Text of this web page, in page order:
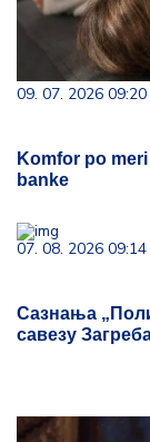
09. 07. 2026 09:20
Komfor po
banke
07. 08. 2026 09:14
Сазнања
савезу